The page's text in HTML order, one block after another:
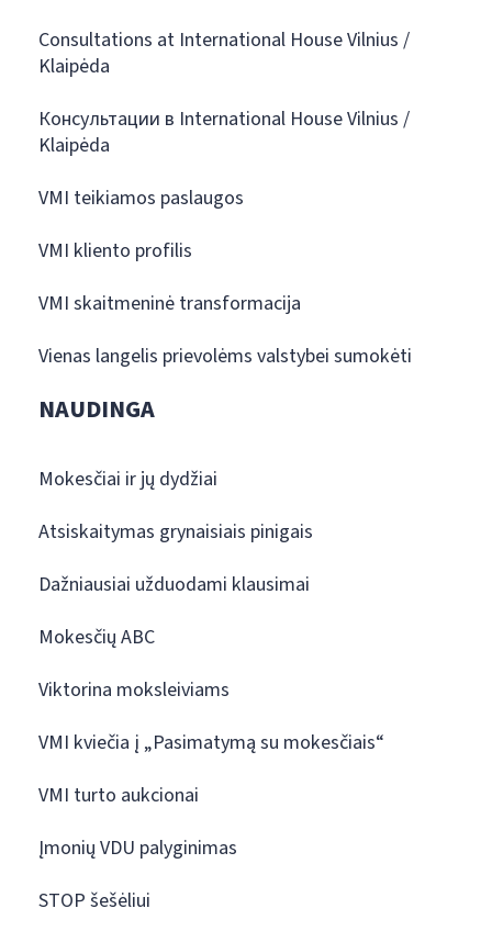
Consultations at International House Vilnius /
Klaipėda
Консультации в International House Vilnius /
Klaipėda
VMI teikiamos paslaugos
VMI kliento profilis
VMI skaitmeninė transformacija
Vienas langelis prievolėms valstybei sumokėti
NAUDINGA
Mokesčiai ir jų dydžiai
Atsiskaitymas grynaisiais pinigais
Dažniausiai užduodami klausimai
Mokesčių ABC
Viktorina moksleiviams
VMI kviečia į „Pasimatymą su mokesčiais“
VMI turto aukcionai
Įmonių VDU palyginimas
STOP šešėliui